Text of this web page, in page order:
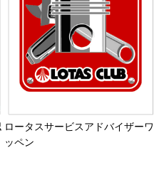
ロータスサービスアドバイザーワ
ッペン